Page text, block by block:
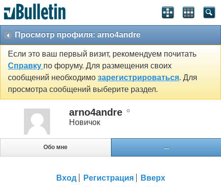
Просмотр профиля: arno4andre
Если это ваш первый визит, рекомендуем почитать
Справку по форуму. Для размещения своих
сообщений необходимо зарегистрироваться. Для
просмотра сообщений выберите раздел.
arno4andre
Новичок
Обо мне ...
Вход Регистрация Вверх